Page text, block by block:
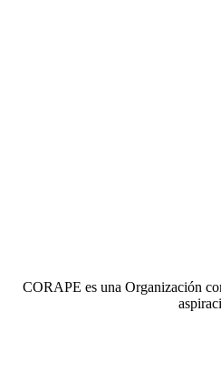
CORAPE es una Organización